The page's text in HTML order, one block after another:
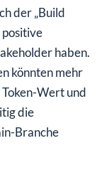
der „Build
positive
haben.
könnten mehr
Wert und
die
Branche